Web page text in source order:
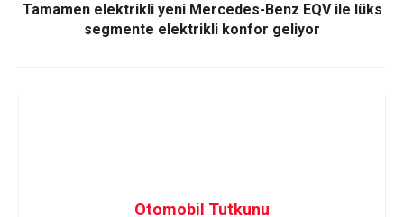
Tamamen elektrikli yeni Mercedes-Benz EQV ile lüks
segmente elektrikli konfor geliyor
Otomobil Tutkunu